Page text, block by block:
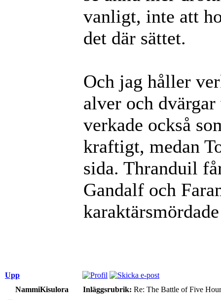
vanligt, inte att
det där sättet.
Och jag håller
alver och
verkade också
kraftigt, medan
sida. Thranduil
Gandalf och
Upp
NammiKisulora
Inläggsrubrik: Re: The Battle of Five